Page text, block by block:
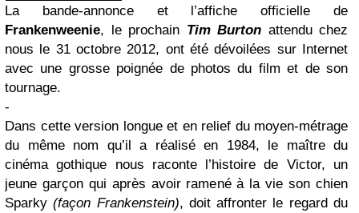
La bande-annonce et l’affiche officielle de
Frankenweenie, le prochain Tim Burton attendu chez
nous le 31 octobre 2012, ont été dévoilées sur Internet
avec une grosse poignée de photos du film et de son
tournage.
-
Dans cette version longue et en relief du moyen-métrage
du même nom qu’il a réalisé en 1984, le maître du
cinéma gothique nous raconte l’histoire de Victor, un
jeune garçon qui après avoir ramené à la vie son chien
Sparky(façon Frankenstein), doit affronter le regard du